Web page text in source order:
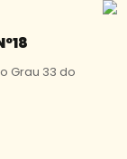
Grau 33 do